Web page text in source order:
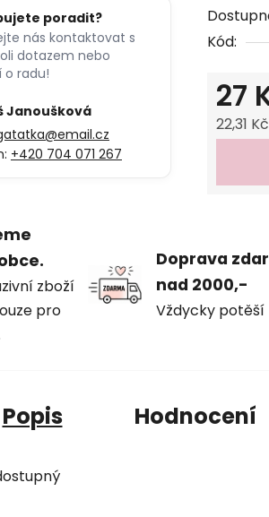
Kód:
27
22,31
poradit?
nás kontaktovat s
dotazem nebo
o radu!
Janoušková
+420 704 071 267
zboží
pro
Doprava
nad 2000,-
Vždycky potěší
Popis Hodnocení